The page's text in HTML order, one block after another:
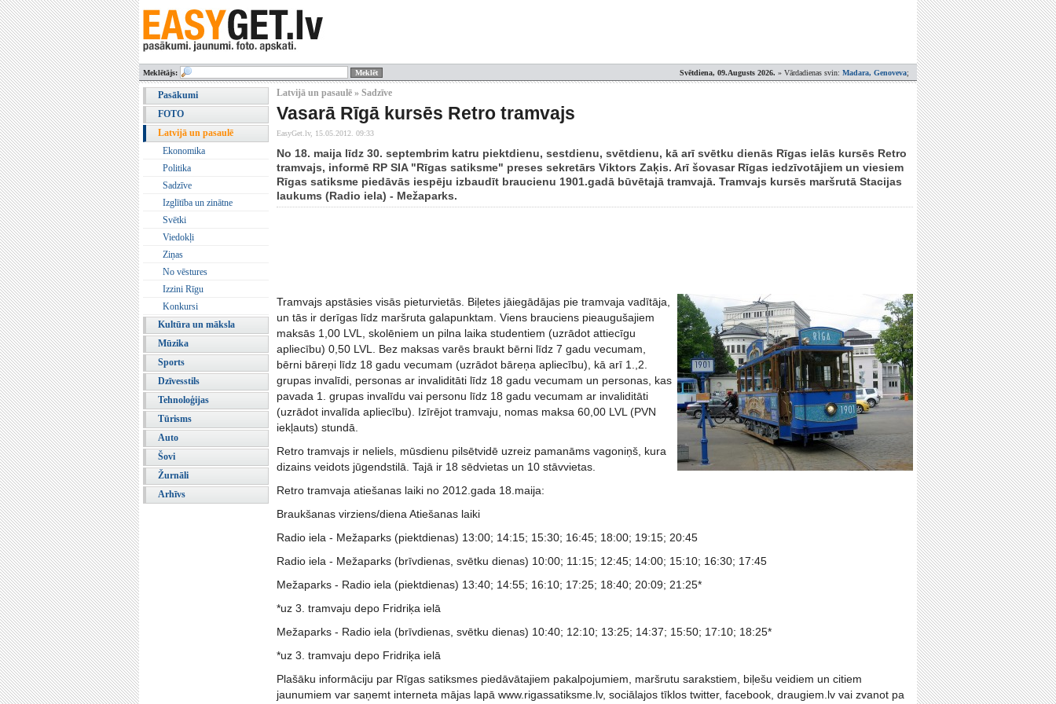
Svētdiena, 09.Augusts 2026. » Vārdadienas svin: Madara, Genoveva;
Meklētājs:
Pasākumi
FOTO
Latvijā un pasaulē
Ekonomika
Politika
Sadzīve
Izglītība un zinātne
Svētki
Viedokļi
Ziņas
No vēstures
Izzini Rīgu
Konkursi
Kultūra un māksla
Mūzika
Sports
Dzīvesstils
Tehnoloģijas
Tūrisms
Auto
Šovi
Žurnāli
Arhīvs
Latvijā un pasaulē » Sadzīve
Vasarā Rīgā kursēs Retro tramvajs
EasyGet.lv, 15.05.2012. 09:33
No 18. maija līdz 30. septembrim katru piektdienu, sestdienu, svētdienu, kā arī svētku dienās Rīgas ielās kursēs Retro
tramvajs, informē RP SIA "Rīgas satiksme" preses sekretārs Viktors Zaķis. Arī šovasar Rīgas iedzīvotājiem un viesiem
Rīgas satiksme piedāvās iespēju izbaudīt braucienu 1901.gadā būvētajā tramvajā. Tramvajs kursēs maršrutā Stacijas
laukums (Radio iela) - Mežaparks.
Tramvajs apstāsies visās pieturvietās. Biļetes jāiegādājas pie tramvaja vadītāja,
un tās ir derīgas līdz maršruta galapunktam. Viens brauciens pieaugušajiem
maksās 1,00 LVL, skolēniem un pilna laika studentiem (uzrādot attiecīgu
apliecību) 0,50 LVL. Bez maksas varēs braukt bērni līdz 7 gadu vecumam,
bērni bāreņi līdz 18 gadu vecumam (uzrādot bāreņa apliecību), kā arī 1.,2.
grupas invalīdi, personas ar invaliditāti līdz 18 gadu vecumam un personas, kas
pavada 1. grupas invalīdu vai personu līdz 18 gadu vecumam ar invaliditāti
(uzrādot invalīda apliecību). Izīrējot tramvaju, nomas maksa 60,00 LVL (PVN
iekļauts) stundā.
Retro tramvajs ir neliels, mūsdienu pilsētvidē uzreiz pamanāms vagoniņš, kura
dizains veidots jūgendstilā. Tajā ir 18 sēdvietas un 10 stāvvietas.
Retro tramvaja atiešanas laiki no 2012.gada 18.maija:
Braukšanas virziens/diena Atiešanas laiki
Radio iela - Mežaparks (piektdienas) 13:00; 14:15; 15:30; 16:45; 18:00; 19:15; 20:45
Radio iela - Mežaparks (brīvdienas, svētku dienas) 10:00; 11:15; 12:45; 14:00; 15:10; 16:30; 17:45
Mežaparks - Radio iela (piektdienas) 13:40; 14:55; 16:10; 17:25; 18:40; 20:09; 21:25*
*uz 3. tramvaju depo Fridriķa ielā
Mežaparks - Radio iela (brīvdienas, svētku dienas) 10:40; 12:10; 13:25; 14:37; 15:50; 17:10; 18:25*
*uz 3. tramvaju depo Fridriķa ielā
Plašāku informāciju par Rīgas satiksmes piedāvātajiem pakalpojumiem, maršrutu sarakstiem, biļešu veidiem un citiem
jaunumiem var saņemt interneta mājas lapā www.rigassatiksme.lv, sociālajos tīklos twitter, facebook, draugiem.lv vai zvanot pa